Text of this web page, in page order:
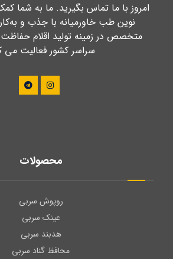
امروز با ما تماس بگیرید. ما به شما
نوین طب خاورمیانه با جذب و
متخصص در زمینه تولید اقلام حفاظت
سراسر کشور فعالیت می
محصولات
روپوش سربی
عینک سربی
هدبند سربی
محافظ گناد سربی